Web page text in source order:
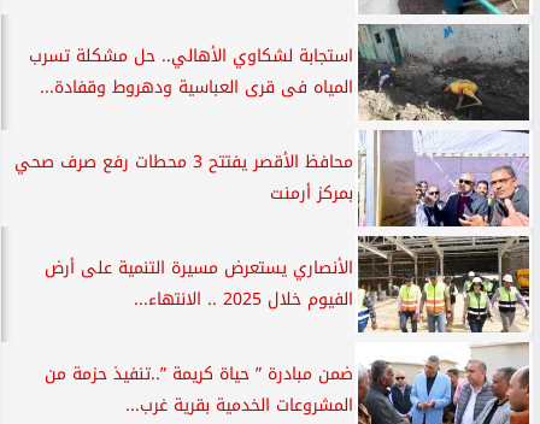
استجابة لشكاوي الأهالي.. حل مشكلة تسرب
المياه فى قرى العباسية ودهروط وقفادة...
محافظ الأقصر يفتتح 3 محطات رفع صرف صحي
بمركز أرمنت
الأنصاري يستعرض مسيرة التنمية على أرض
الفيوم خلال 2025 .. الانتهاء...
ضمن مبادرة ” حياة كريمة ”..تنفيذ حزمة من
المشروعات الخدمية بقرية غرب...